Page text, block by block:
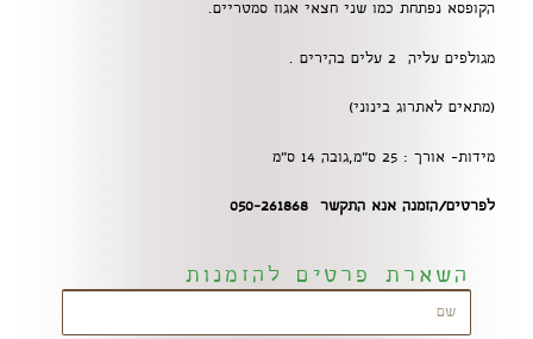
הקופסא נפתחת כמו שני חצאי אגוז סמטריים.
מגולפים עליה 2 עלים בהירים .
(מתאים לאתרוג בינוני)
מידות- אורך : 25 ס"מ,גובה 14 ס"מ
לפרטים/הזמנה אנא התקשר 050-261868
השארת פרטים להזמנות